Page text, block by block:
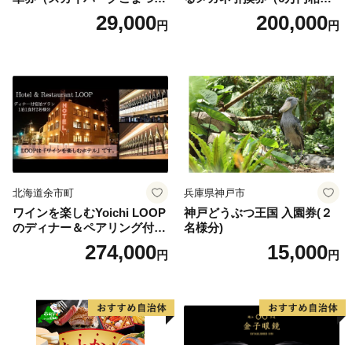
翼） 駐車場 シャトルバスの
りばすぐ 石川県 小松市
29,000円
当） Platinum200,000円
北海道余市町
ワインを楽しむYoichi LOOP
のディナー＆ペアリング付宿
泊プラン＜デラックスツイン
274,000円
兵庫県神戸市
神戸どうぶつ王国 入園券(２
名様分)
15,000円